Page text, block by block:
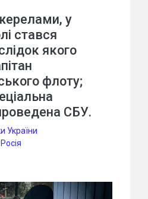
у
стався
якого
флоту;
СБУ.
України
Росія